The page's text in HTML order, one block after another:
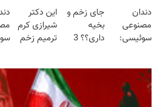
(تخفیف به
مدت
محدود)
هفته!!😍
هوشمند ⚙️
(نصف
قیمت بازار
دندان
مصنوعی
سوئیسی:
اروپا، سبک
و مقاوم |
پرداخت
جای زخم و
بخیه
داری؟؟ 3
این دکتر
شیرازی کرم
ترمیم زخم